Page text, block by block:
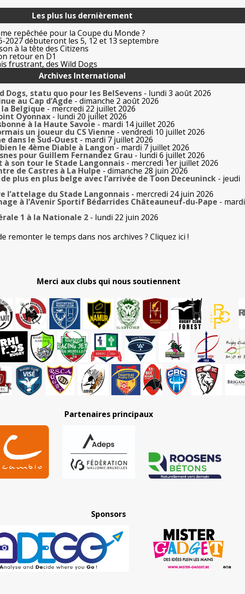
Les plus lus dernièrement
repêchée pour la Coupe du Monde ?
2027 débuteront les 5, 12 et 13 septembre
à la tête des Citizens
retour en D1
frustrant, des Wild Dogs
Archives International
Dogs, statu quo pour les BelSevens - lundi 3 août 2026
au Cap d’Agde - dimanche 2 août 2026
Belgique - mercredi 22 juillet 2026
Oyonnax - lundi 20 juillet 2026
à la Haute Savoie - mardi 14 juillet 2026
un joueur du CS Vienne - vendredi 10 juillet 2026
dans le Sud-Ouest - mardi 7 juillet 2026
le 4ème Diable à Langon- mardi 7 juillet 2026
pour Guillem Fernandez Grau - lundi 6 juillet 2026
son tour le Stade Langonnais - mercredi 1er juillet 2026
de Castres à La Hulpe - dimanche 28 juin 2026
plus en plus belge avec l’arrivée de Toon Deceuninck - jeudi
l’attelage du Stade Langonnais - mercredi 24 juin 2026
à l’Avenir Sportif Bédarrides Châteauneuf-du-Pape - mardi
1 à la Nationale 2 - lundi 22 juin 2026
remonter le temps dans nos archives ? Cliquez ici !
Merci aux clubs qui nous soutiennent
Partenaires principaux
Sponsors